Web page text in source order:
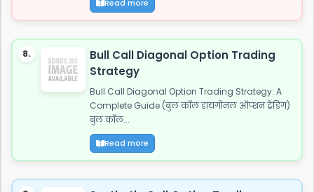
Read more
8.
Bull Call Diagonal Option Trading
Strategy
Bull Call Diagonal Option Trading Strategy: A
Complete Guide (बुल कॉल डायगोनल ऑप्शन ट्रेडिंग)
बुल कॉल...
Read more